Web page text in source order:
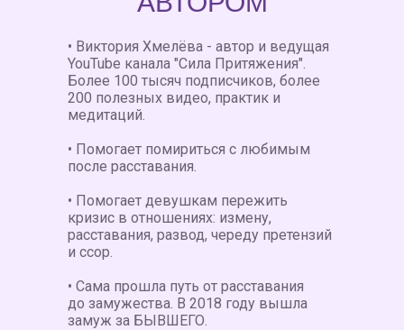
• Виктория Хмелёва - автор и ведущая
YouTube канала "Сила Притяжения".
Более 100 тысяч подписчиков, более
200 полезных видео, практик и
медитаций.
• Помогает помириться с любимым
после расставания.
• Помогает девушкам пережить
кризис в отношениях: измену,
расставания, развод, череду претензий
и ссор.
• Сама прошла путь от расставания
до замужества. В 2018 году вышла
замуж за БЫВШЕГО.